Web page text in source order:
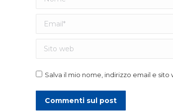
Email *
Sito web
Salva il mio nome, indirizzo email e
Commenti sul post